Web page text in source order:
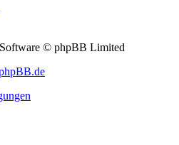
© phpBB Limited